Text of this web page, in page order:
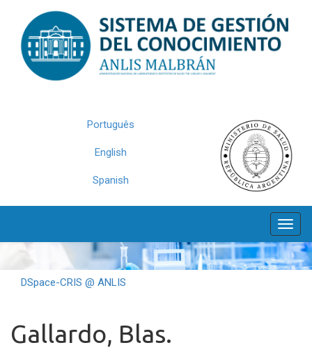
navigation
Português
English
Spanish
DSpace-CRIS @ ANLIS
Gallardo, Blas.